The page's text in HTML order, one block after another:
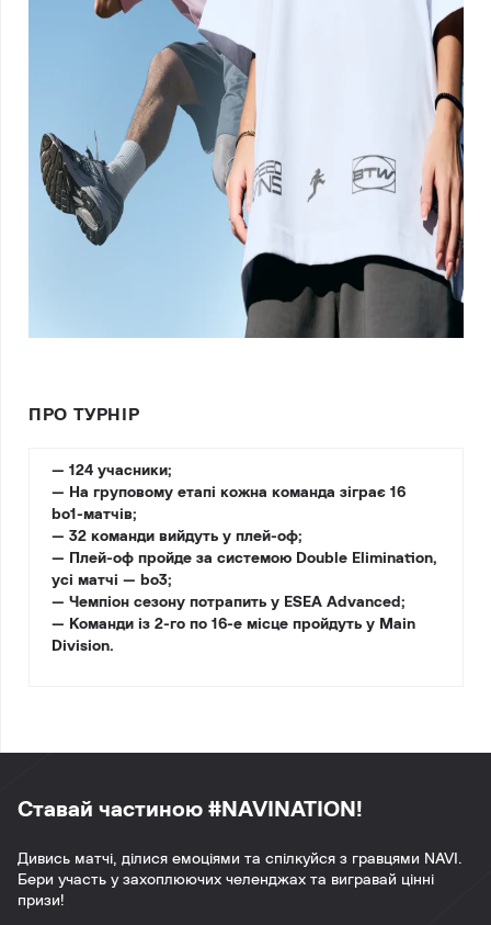
ПРО ТУРНІР
— 124 учасники;
— На груповому етапі кожна команда зіграє 16
bo1-матчів;
— 32 команди вийдуть у плей-оф;
— Плей-оф пройде за системою Double Elimination,
усі матчі — bo3;
— Чемпіон сезону потрапить у ESEA Advanced;
— Команди із 2-го по 16-е місце пройдуть у Main
Division.
Ставай частиною #NAVINATION!
Дивись матчі, ділися емоціями та спілкуйся з гравцями NAVI.
Бери участь у захоплюючих челенджах та вигравай цінні
призи!